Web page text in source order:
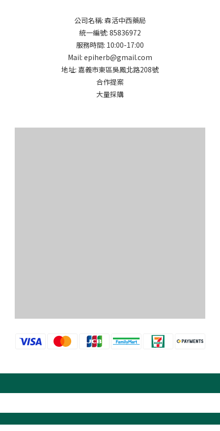
公司名稱: 森活中西藥局
統一編號: 85836972
服務時間: 10:00-17:00
Mail: epiherb@gmail.com
地址: 嘉義市東區吳鳳北路208號
合作提案
大量採購